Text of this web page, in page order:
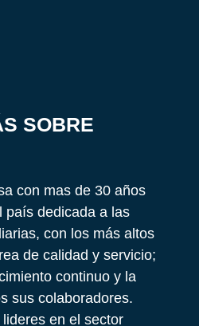
SOBRE
con mas de 30 años
país dedicada a las
con los más altos
de calidad y servicio;
continuo y la
sus colaboradores.
en el sector